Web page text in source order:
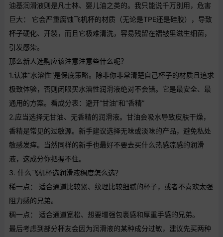
油基润滑液则是凡士林、婴儿油之类的。我只能说千万别用，危害
巨大： 它会严重腐蚀飞机杯的材质（无论是TPE还是硅胶），导致
杯子硬化、开裂，而且它极难清洗，容易残留在褶皱里滋生细菌，
引发感染。
那么新人选购应该注意注意些什么呢？
1.认准“水溶性”是保底策略。除非你非常清楚自己杯子的材质且追求
极致体验，否则闭眼买水溶性润滑液绝对不会错。它是最安全、最
通用的方案。看成分表：避开“甘油”和“香精”
2.应当选择无甘油、无香精的润滑液。甘油会吸水导致皮肤干燥，
香精是常见的过敏源。新手建议选择无味或淡味的产品，避免私处
敏感发痒。当然同样的新手也最好不要去买什么热感凉感的润滑
液，这成分你把握不住。
3. 什么飞机杯选润滑液稠度怎么选？
稀一点： 适合通道比较紧、纹理比较细腻的杯子，或者不喜欢太强
阻力感的兄弟。
稠一点： 适合通道宽松、想要增强包裹感和厚重手感的兄弟。
最后考虑到部分杯友会因为润滑液的某种成分过敏，建议先买两种